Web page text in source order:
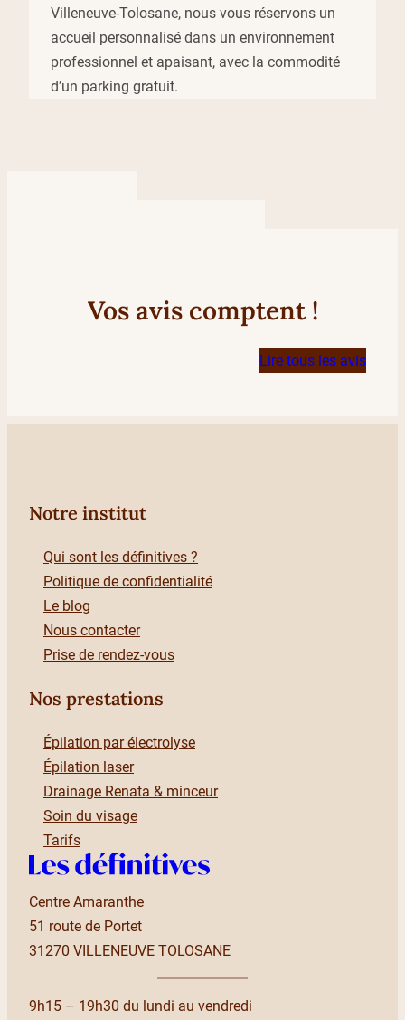
Villeneuve-Tolosane, nous vous réservons un
accueil personnalisé dans un environnement
professionnel et apaisant, avec la commodité
d’un parking gratuit.
Vos avis comptent !
Lire tous les avis
Notre institut
Qui sont les définitives ?
Politique de confidentialité
Le blog
Nous contacter
Prise de rendez-vous
Nos prestations
Épilation par électrolyse
Épilation laser
Drainage Renata & minceur
Soin du visage
Tarifs
Centre Amaranthe
51 route de Portet
31270 VILLENEUVE TOLOSANE
9h15 – 19h30 du lundi au vendredi